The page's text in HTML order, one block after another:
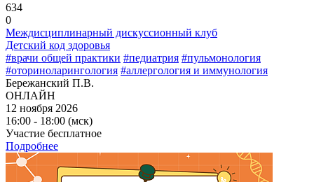
634
0
Междисциплинарный дискуссионный клуб
Детский код здоровья
#врачи общей практики #педиатрия #пульмонология
#оториноларингология #аллергология и иммунология
Бережанский П.В.
ОНЛАЙН
12 ноября 2026
16:00 - 18:00 (мск)
Участие бесплатное
Подробнее